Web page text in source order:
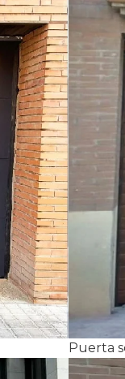
Puerta